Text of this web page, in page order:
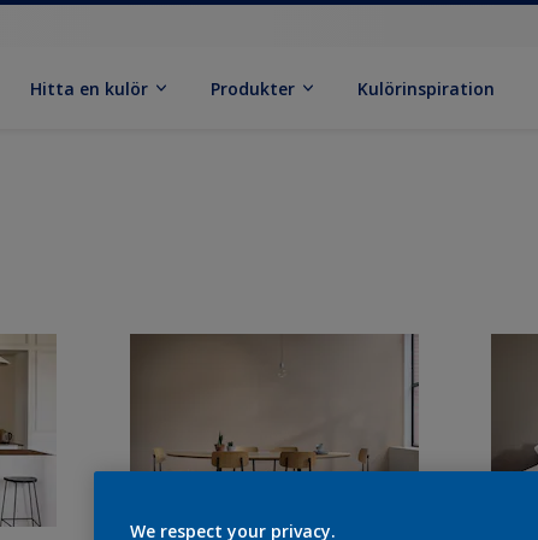
Hitta en kulör Produkter Kulörinspiration
We respect your privacy.